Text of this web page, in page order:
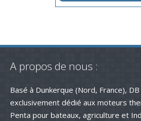
A propos de nous :
Basé à Dunkerque (Nord, France),
exclusivement dédié aux moteurs
Penta pour bateaux, agriculture et